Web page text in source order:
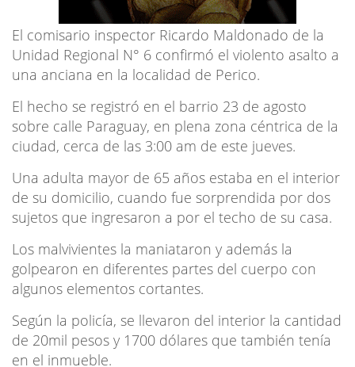
El comisario inspector Ricardo Maldonado de la
Unidad Regional N° 6 confirmó el violento asalto a
una anciana en la localidad de Perico.
El hecho se registró en el barrio 23 de agosto
sobre calle Paraguay, en plena zona céntrica de la
ciudad, cerca de las 3:00 am de este jueves.
Una adulta mayor de 65 años estaba en el interior
de su domicilio, cuando fue sorprendida por dos
sujetos que ingresaron a por el techo de su casa.
Los malvivientes la maniataron y además la
golpearon en diferentes partes del cuerpo con
algunos elementos cortantes.
Según la policía, se llevaron del interior la cantidad
de 20mil pesos y 1700 dólares que también tenía
en el inmueble.